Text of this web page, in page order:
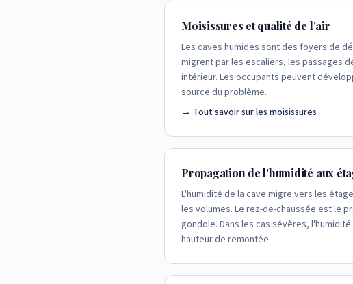
Moisissures et qualité de l'air
Les caves humides sont des foyers de
migrent par les escaliers, les passages
intérieur. Les occupants peuvent
source du problème.
→ Tout savoir sur les moisissures
Propagation de l'humidité aux
L'humidité de la cave migre vers les
les volumes. Le rez-de-chaussée est le
gondole. Dans les cas sévères,
hauteur de remontée.